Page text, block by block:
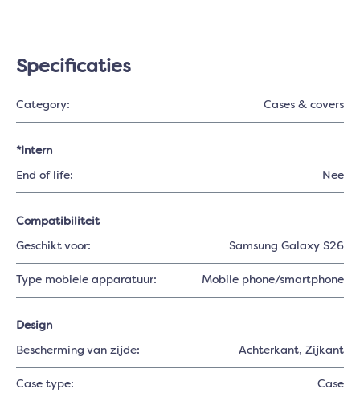
Specificaties
Category: Cases & covers
*Intern
End of life: Nee
Compatibiliteit
Geschikt voor: Samsung Galaxy S26
Type mobiele apparatuur: Mobile phone/smartphone
Design
Bescherming van zijde: Achterkant, Zijkant
Case type: Case